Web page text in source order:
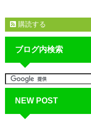
購読する
ブログ内検索
NEW POST